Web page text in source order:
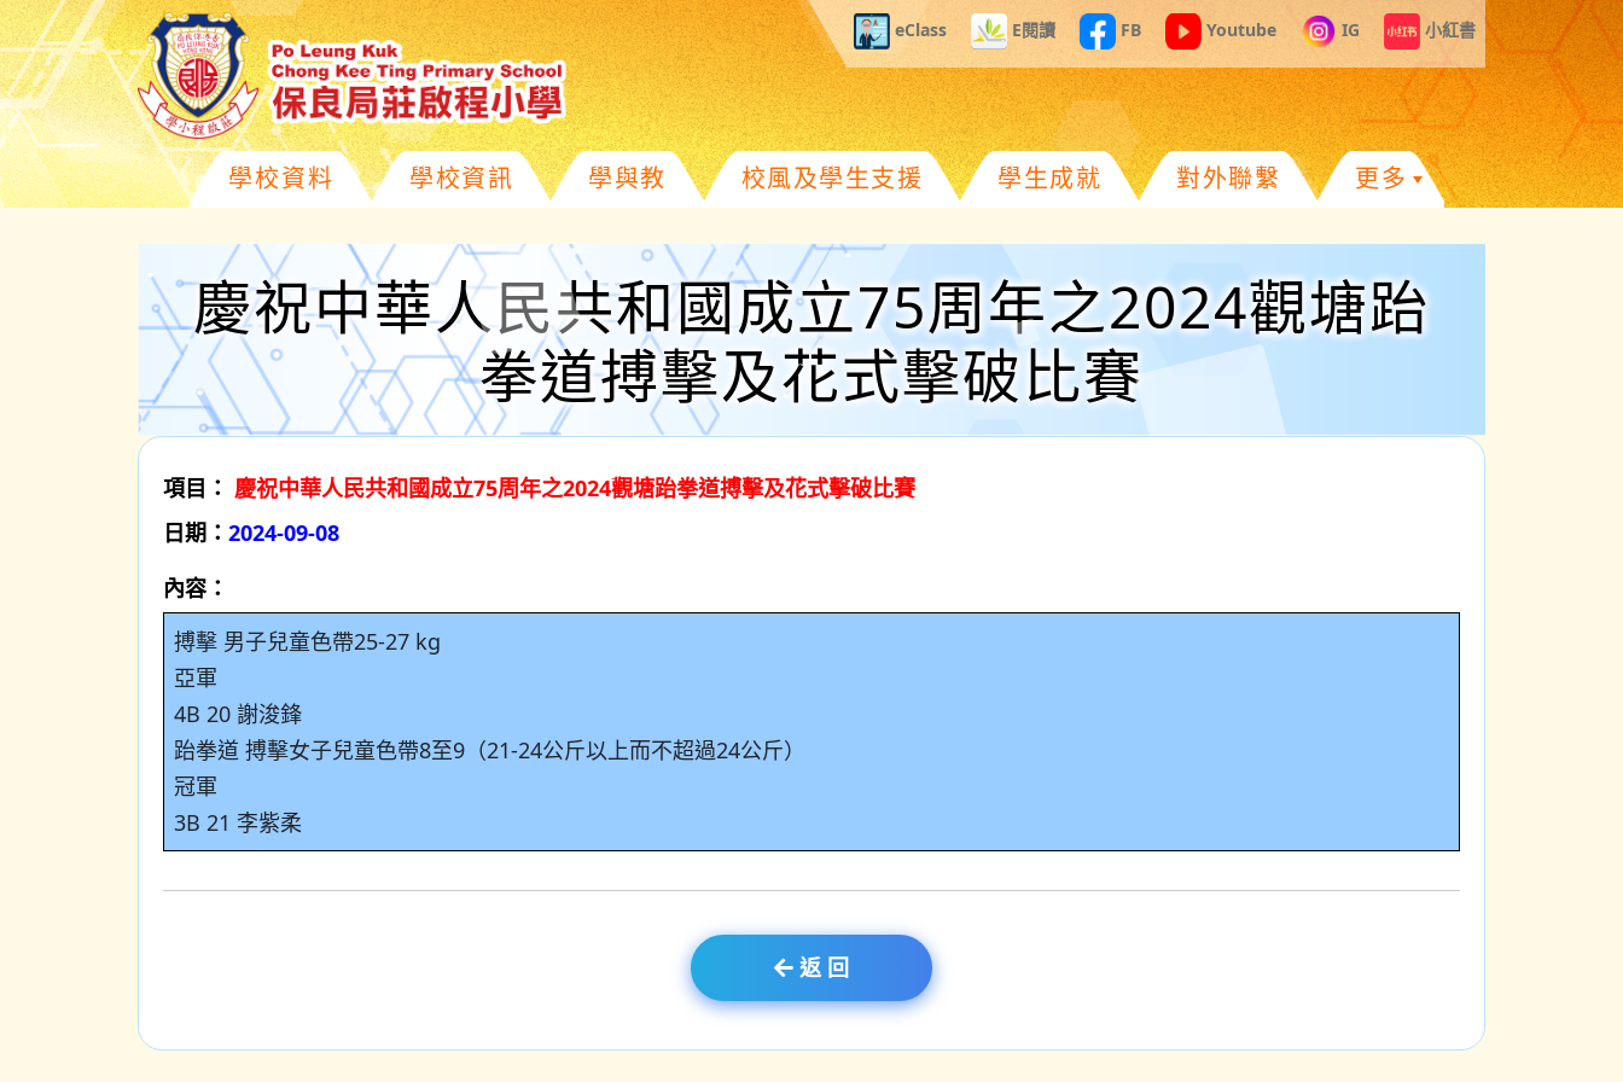
eClass E閱讀 FB Youtube IG 小紅書
學校資料 學校資訊 學與教 校風及學生支援 學生成就 對外聯繫 更多
慶祝中華人民共和國成立75周年之2024觀塘跆
拳道搏擊及花式擊破比賽
項目： 慶祝中華人民共和國成立75周年之2024觀塘跆拳道搏擊及花式擊破比賽
日期： 2024-09-08
內容：
搏擊 男子兒童色帶25-27 kg
亞軍
4B 20 謝浚鋒
跆拳道 搏擊女子兒童色帶8至9（21-24公斤以上而不超過24公斤）
冠軍
3B 21 李紫柔
返 回